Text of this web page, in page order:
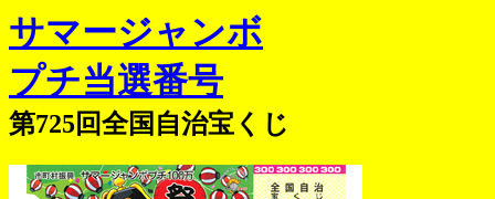
サマージャンボ
プチ当選番号
第725回全国自治宝くじ